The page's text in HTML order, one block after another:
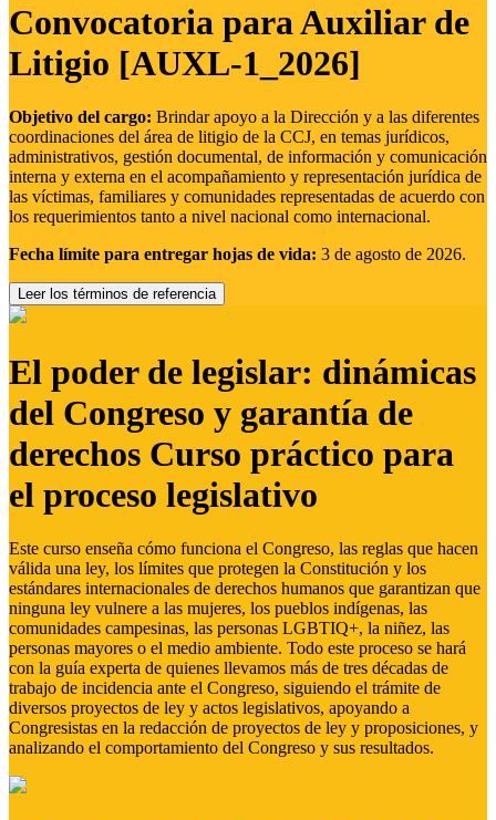
Convocatoria para Auxiliar de
Litigio [AUXL-1_2026]
Objetivo del cargo: Brindar apoyo a la Dirección y a las diferentes
coordinaciones del área de litigio de la CCJ, en temas jurídicos,
administrativos, gestión documental, de información y comunicación
interna y externa en el acompañamiento y representación jurídica de
las víctimas, familiares y comunidades representadas de acuerdo con
los requerimientos tanto a nivel nacional como internacional.
Fecha límite para entregar hojas de vida: 3 de agosto de 2026.
Leer los términos de referencia
El poder de legislar: dinámicas
del Congreso y garantía de
derechos Curso práctico para
el proceso legislativo
Este curso enseña cómo funciona el Congreso, las reglas que hacen
válida una ley, los límites que protegen la Constitución y los
estándares internacionales de derechos humanos que garantizan que
ninguna ley vulnere a las mujeres, los pueblos indígenas, las
comunidades campesinas, las personas LGBTIQ+, la niñez, las
personas mayores o el medio ambiente. Todo este proceso se hará
con la guía experta de quienes llevamos más de tres décadas de
trabajo de incidencia ante el Congreso, siguiendo el trámite de
diversos proyectos de ley y actos legislativos, apoyando a
Congresistas en la redacción de proyectos de ley y proposiciones, y
analizando el comportamiento del Congreso y sus resultados.